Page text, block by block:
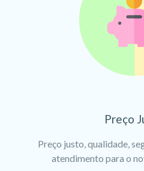
Preço
Preço justo, qualidade,
atendimento para o